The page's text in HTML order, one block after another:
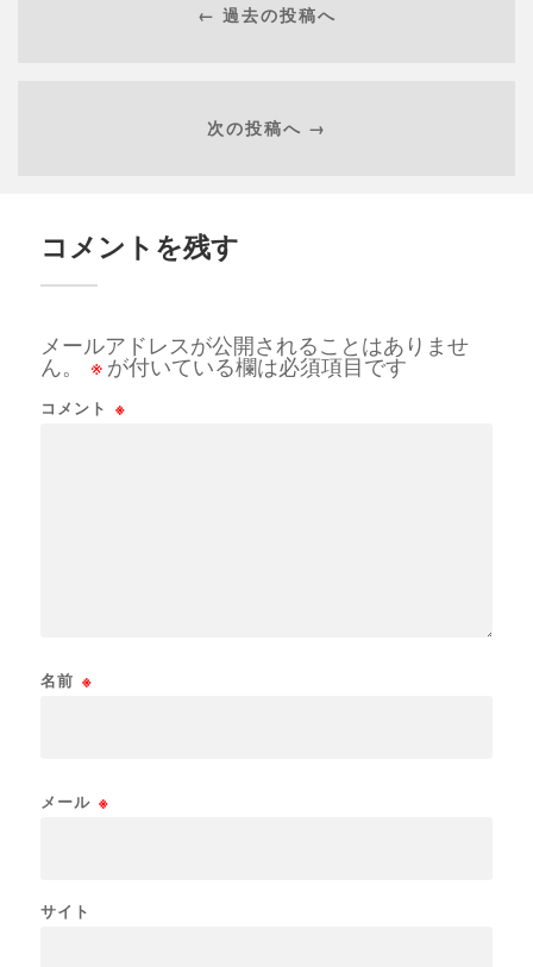
← 過去の投稿へ
次の投稿へ →
コメントを残す
メールアドレスが公開されることはありませ
ん。
※ が付いている欄は必須項目です
コメント ※
名前 ※
メール ※
サイト